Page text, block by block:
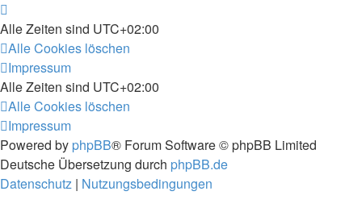
Alle Zeiten sind UTC+02:00
Alle Cookies löschen
Impressum
Alle Zeiten sind UTC+02:00
Alle Cookies löschen
Impressum
Powered by phpBB® Forum Software © phpBB Limited
Deutsche Übersetzung durch phpBB.de
Datenschutz | Nutzungsbedingungen